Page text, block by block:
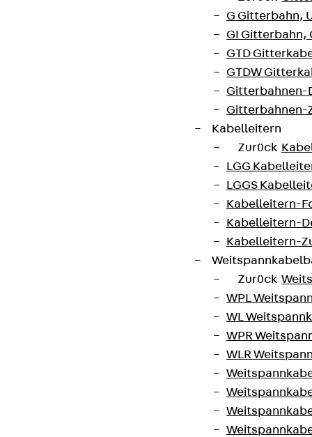
G Gitterbahn,
GI Gitterbahn,
GTD
GTDW
Gitterbahnen-
Gitterbahnen-
Kabelleitern
Zurück
LGG
LGGS
Kabelleitern-
Kabelleitern-
Kabelleitern-
Zurück
WPL
WL
WPR
WLR